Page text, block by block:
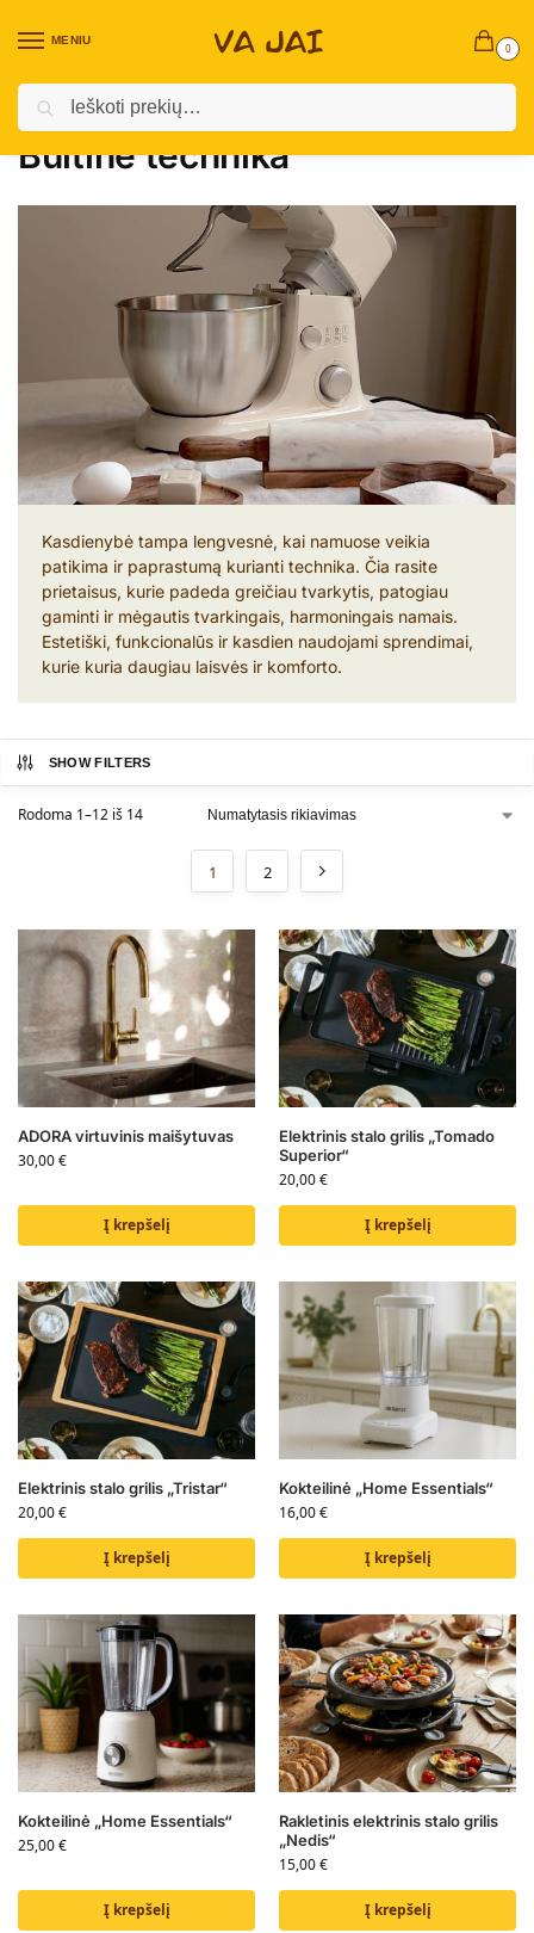
MENIU
0
Pradžia / Virtuvės reikmenys
Buitinė technika
Kasdienybė tampa lengvesnė, kai namuose veikia
patikima ir paprastumą kurianti technika. Čia rasite
prietaisus, kurie padeda greičiau tvarkytis, patogiau
gaminti ir mėgautis tvarkingais, harmoningais namais.
Estetiški, funkcionalūs ir kasdien naudojami sprendimai,
kurie kuria daugiau laisvės ir komforto.
SHOW FILTERS
Rodoma 1–12 iš 14
1 2
ADORA virtuvinis maišytuvas
30,00€
Į krepšelį
Elektrinis stalo grilis „Tomado
Superior“
20,00€
Į krepšelį
Elektrinis stalo grilis „Tristar“
20,00€
Į krepšelį
Kokteilinė „Home Essentials“
16,00€
Į krepšelį
Kokteilinė „Home Essentials“
25,00€
Į krepšelį
Rakletinis elektrinis stalo grilis
„Nedis“
15,00€
Į krepšelį